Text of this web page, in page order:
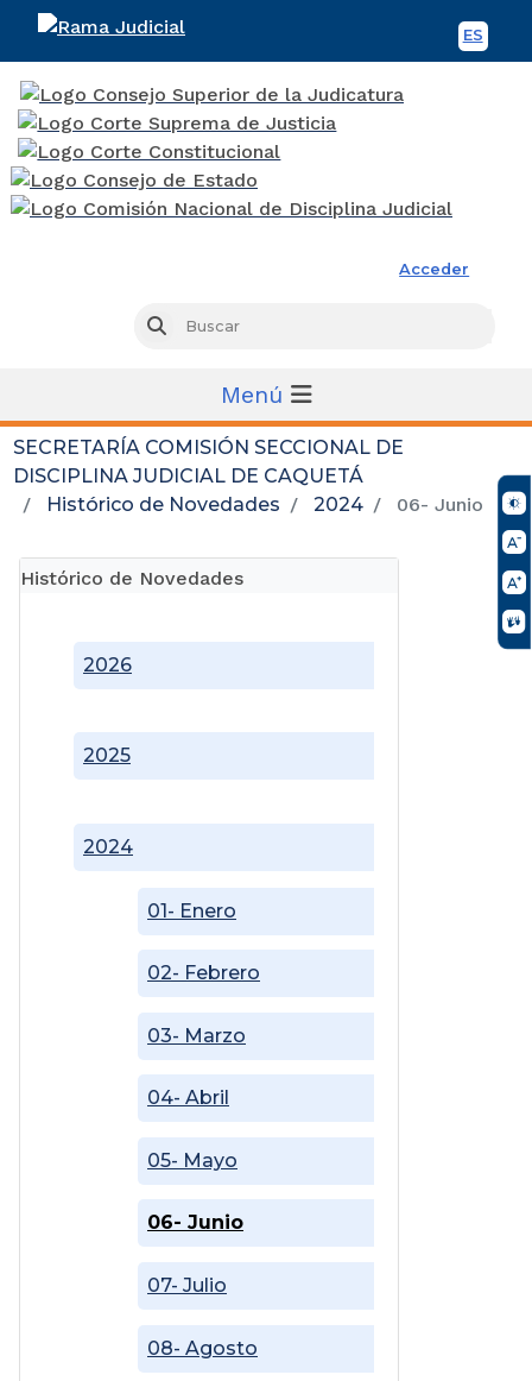
ES
Acceder
Buscar
Menú
SECRETARÍA COMISIÓN SECCIONAL DE
DISCIPLINA JUDICIAL DE CAQUETÁ
Histórico de Novedades
2024 06- Junio
Histórico de Novedades
2024
01- Enero
02- Febrero
03- Marzo
04- Abril
05- Mayo
06- Junio
07- Julio
08- Agosto
2025
2026